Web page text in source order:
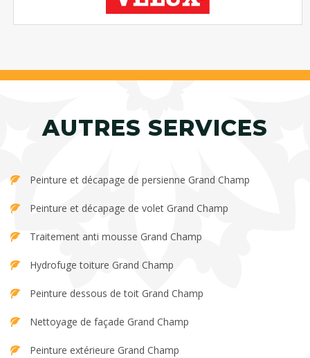
AUTRES SERVICES
Peinture et décapage de persienne Grand Champ
Peinture et décapage de volet Grand Champ
Traitement anti mousse Grand Champ
Hydrofuge toiture Grand Champ
Peinture dessous de toit Grand Champ
Nettoyage de façade Grand Champ
Peinture extérieure Grand Champ